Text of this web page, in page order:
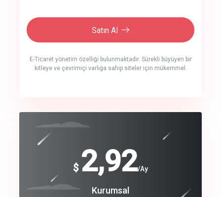
Satın Al
E-Ticaret yönetim özelliği bulunmaktadır. Sürekli büyüyen bir
kitleye ve çevrimiçi varlığa sahip siteler için mükemmel.
crm auto cync
track energy costs
$ 2,92/Ay
Kurumsal
$
240
Coroprate